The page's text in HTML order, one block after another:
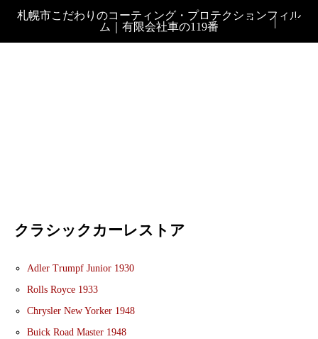
札幌市こだわりのコーティング・プロテクションフィル
ム｜有限会社車の119番

クラシックカーレストア
Adler Trumpf Junior 1930
Rolls Royce 1933
Chrysler New Yorker 1948
Buick Road Master 1948